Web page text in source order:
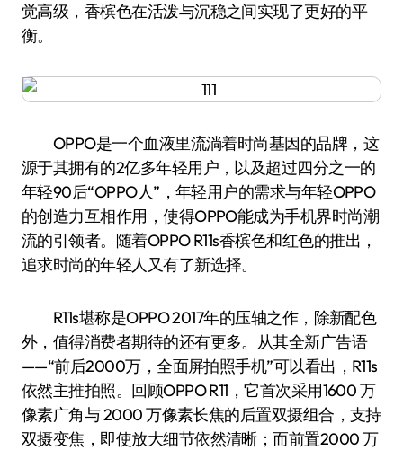
觉高级，香槟色在活泼与沉稳之间实现了更好的平
衡。
OPPO是一个血液里流淌着时尚基因的品牌，这
源于其拥有的2亿多年轻用户，以及超过四分之一的
年轻90后“OPPO人”，年轻用户的需求与年轻OPPO
的创造力互相作用，使得OPPO能成为手机界时尚潮
流的引领者。随着OPPO R11s香槟色和红色的推出，
追求时尚的年轻人又有了新选择。
R11s堪称是OPPO 2017年的压轴之作，除新配色
外，值得消费者期待的还有更多。从其全新广告语
——“前后2000万，全面屏拍照手机”可以看出，R11s
依然主推拍照。回顾OPPO R11，它首次采用1600 万
像素广角与 2000 万像素长焦的后置双摄组合，支持
双摄变焦，即使放大细节依然清晰；而前置2000 万